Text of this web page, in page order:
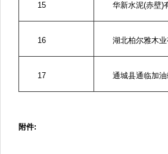
15 华新水泥(赤壁)
16 湖北柏尔雅木业
17 通城县通临加
附件: